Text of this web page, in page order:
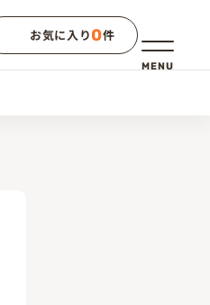
メニュー
MENU
お気に入り0件